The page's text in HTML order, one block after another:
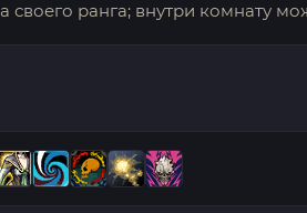
ранга; внутри комнату